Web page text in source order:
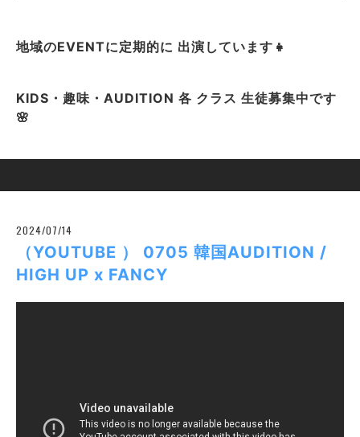
地域のEVENTに定期的に 出演しています👧
KIDS・趣味・AUDITION 各 クラス 生徒募集中です
🌸
2024/07/14
（YOUTUBE ） 0705 韓国AUDITION /
HIGH UP x FANCY